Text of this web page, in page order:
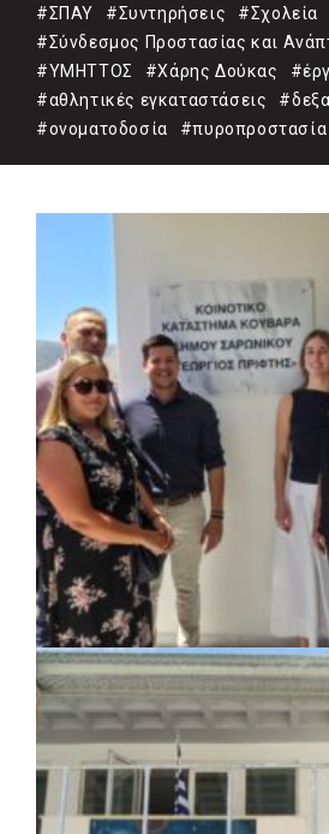
#ΣΠΑΥ #Συντηρήσεις
#Σχολεία
#Σύνδεσμος Προστασίας και
#ΥΜΗΤΤΟΣ
#Χάρης Δούκας
#αθλητικές εγκαταστάσεις
#ονοματοδοσία
#πυροπροστασία
ΚΟΙΝΩΝΙΑ | 07/08/2026 · 18:01
Το Δημοτικό Κατάστημα
πλέον το όνομα «Γεώργιος